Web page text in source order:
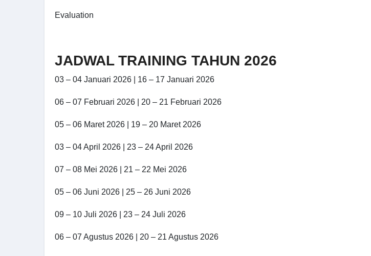
Evaluation
JADWAL TRAINING TAHUN 2026
03 – 04 Januari 2026 | 16 – 17 Januari 2026
06 – 07 Februari 2026 | 20 – 21 Februari 2026
05 – 06 Maret 2026 | 19 – 20 Maret 2026
03 – 04 April 2026 | 23 – 24 April 2026
07 – 08 Mei 2026 | 21 – 22 Mei 2026
05 – 06 Juni 2026 | 25 – 26 Juni 2026
09 – 10 Juli 2026 | 23 – 24 Juli 2026
06 – 07 Agustus 2026 | 20 – 21 Agustus 2026